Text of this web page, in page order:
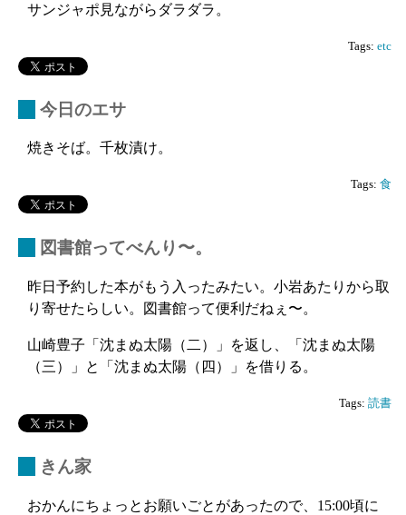
サンジャポ見ながらダラダラ。
Tags: etc
今日のエサ
焼きそば。千枚漬け。
Tags: 食
図書館ってべんり〜。
昨日予約した本がもう入ったみたい。小岩あたりから取
り寄せたらしい。図書館って便利だねぇ〜。
山崎豊子「沈まぬ太陽（二）」を返し、「沈まぬ太陽
（三）」と「沈まぬ太陽（四）」を借りる。
Tags: 読書
きん家
おかんにちょっとお願いごとがあったので、15:00頃に